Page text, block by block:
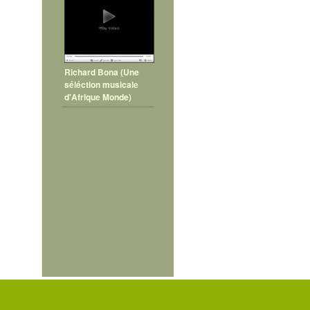
Richard Bona (Une
séléction musicale
d'Afrique Monde)